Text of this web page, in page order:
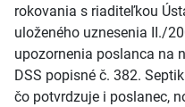
rokovania s riaditeľkou
uloženého uznesenia II./
upozornenia poslanca na
DSS popisné č. 382.
čo potvrdzuje i poslanec,